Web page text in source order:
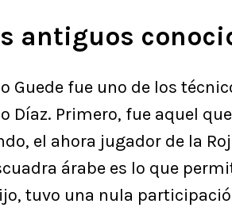
antiguos
Guede fue uno de los
Díaz. Primero, fue aquel
el ahora jugador de la
árabe es lo que
tuvo una nula